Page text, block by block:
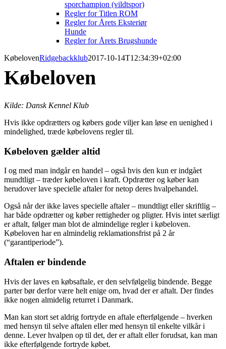
sporchampion (vildtspor)
Regler for Titlen ROM
Regler for Årets Eksteriør
Hunde
Regler for Årets Brugshunde
KøbelovenRidgebackklub2017-10-14T12:34:39+02:00
Købeloven
Kilde: Dansk Kennel Klub
Hvis ikke opdrætters og købers gode viljer kan løse en uenighed i
mindelighed, træde købelovens regler til.
Købeloven gælder altid
I og med man indgår en handel – også hvis den kun er indgået
mundtligt – træder købeloven i kraft. Opdrætter og køber kan
herudover lave specielle aftaler for netop deres hvalpehandel.
Også når der ikke laves specielle aftaler – mundtligt eller skriftlig –
har både opdrætter og køber rettigheder og pligter. Hvis intet særligt
er aftalt, følger man blot de almindelige regler i købeloven.
Købeloven har en almindelig reklamationsfrist på 2 år
(“garantiperiode”).
Aftalen er bindende
Hvis der laves en købsaftale, er den selvfølgelig bindende. Begge
parter bør derfor være helt enige om, hvad der er aftalt. Der findes
ikke nogen almidelig returret i Danmark.
Man kan stort set aldrig fortryde en aftale efterfølgende – hverken
med hensyn til selve aftalen eller med hensyn til enkelte vilkår i
denne. Lever hvalpen op til det, der er aftalt eller forudsat, kan man
ikke efterfølgende fortryde købet.